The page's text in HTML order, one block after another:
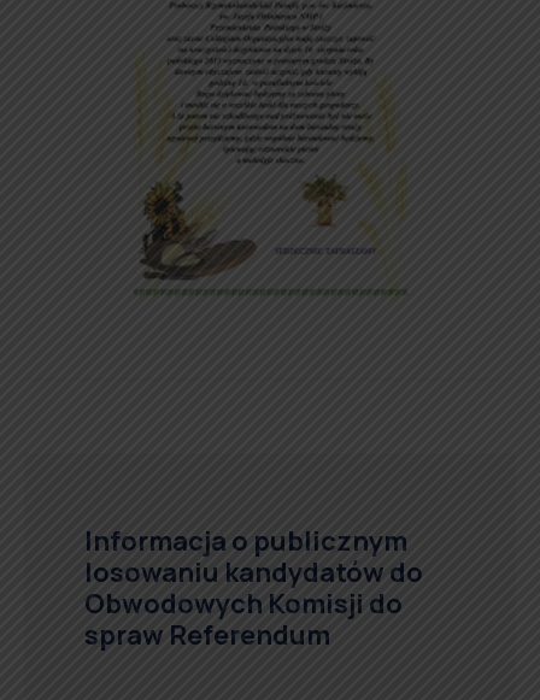
Informacja o publicznym
losowaniu kandydatów do
Obwodowych Komisji do
spraw Referendum